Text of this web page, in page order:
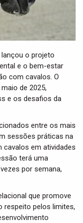
o projeto
e o bem-estar
com cavalos. O
de 2025,
e os desafios da
entre os mais
sessões práticas na
cavalos em atividades
terá uma
por semana,
que promove
respeito pelos limites,